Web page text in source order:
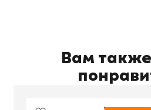
Вам